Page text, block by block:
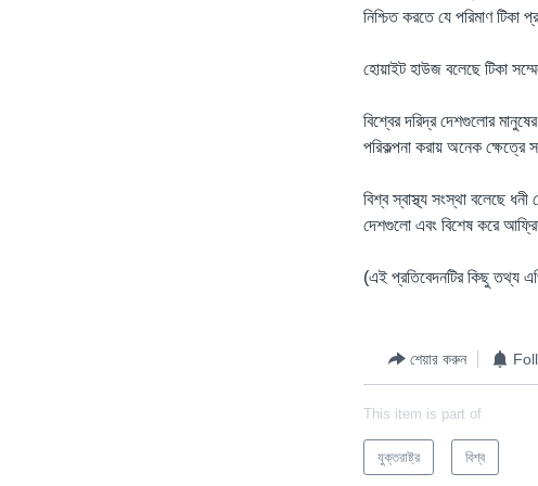
নিশ্চিত করতে যে পরিমাণ
হোয়াইট হাউজ বলেছে টিকা
বিশ্বের দরিদ্র দেশগুলোর
পরিকল্পনা করায় অনেক ক্ষেত্রে
বিশ্ব স্বাস্থ্য সংস্থা বলেছে
দেশগুলো এবং বিশেষ করে
(এই প্রতিবেদনটির কিছু তথ্য
শেয়ার করুন
This item is part of
যুক্তরাষ্ট্র বিশ্ব